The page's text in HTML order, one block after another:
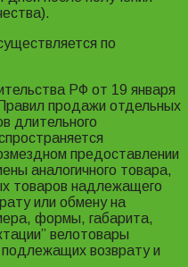
по
РФ от 19 января
продажи отдельных
длительного
предоставлении
аналогичного товара,
товаров надлежащего
или обмену на
формы, габарита,
велотовары
возврату и